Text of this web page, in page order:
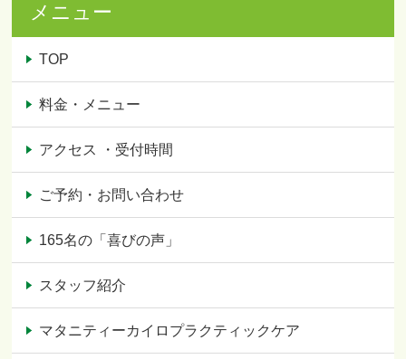
メニュー
TOP
料金・メニュー
アクセス ・受付時間
ご予約・お問い合わせ
165名の「喜びの声」
スタッフ紹介
マタニティーカイロプラクティックケア